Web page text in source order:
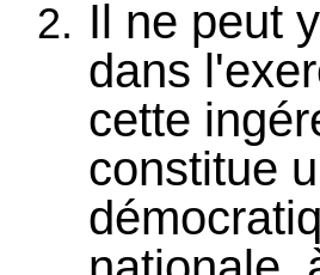
Il ne peut
dans
cette
constitue